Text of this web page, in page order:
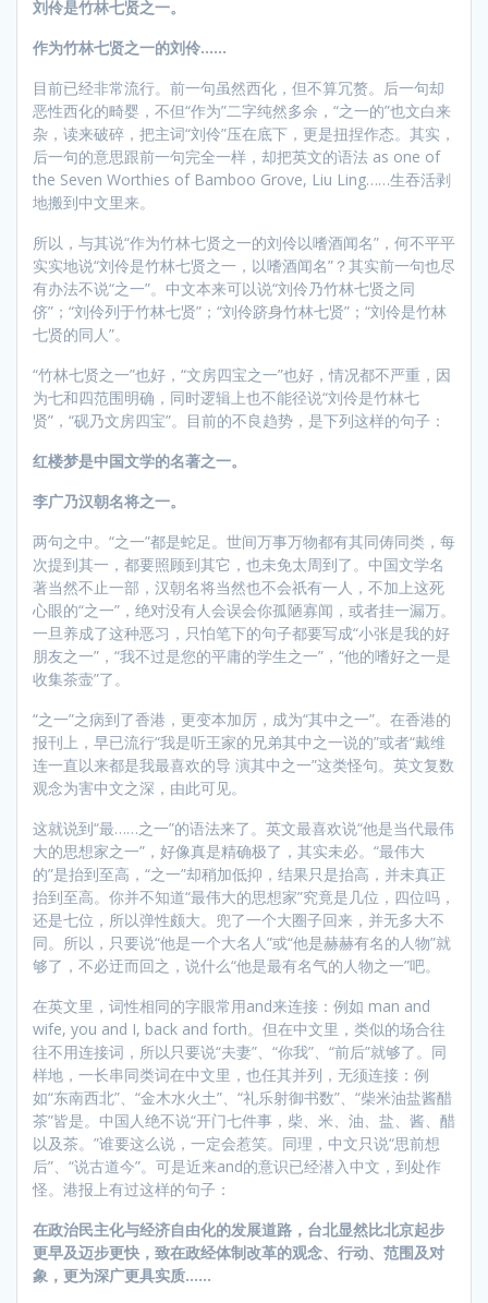
刘伶是竹林七贤之一。
作为竹林七贤之一的刘伶……
目前已经非常流行。前一句虽然西化，但不算冗赘。后一句却
恶性西化的畸婴，不但“作为”二字纯然多余，“之一的”也文白来
杂，读来破碎，把主词“刘伶”压在底下，更是扭捏作态。其实，
后一句的意思跟前一句完全一样，却把英文的语法 as one of
the Seven Worthies of Bamboo Grove, Liu Ling……生吞活剥
地搬到中文里来。
所以，与其说“作为竹林七贤之一的刘伶以嗜酒闻名”，何不平平
实实地说“刘伶是竹林七贤之一，以嗜酒闻名”？其实前一句也尽
有办法不说“之一”。中文本来可以说“刘伶乃竹林七贤之同
侪”；“刘伶列于竹林七贤”；“刘伶跻身竹林七贤”；“刘伶是竹林
七贤的同人”。
“竹林七贤之一”也好，“文房四宝之一”也好，情况都不严重，因
为七和四范围明确，同时逻辑上也不能径说“刘伶是竹林七
贤”，“砚乃文房四宝”。目前的不良趋势，是下列这样的句子：
红楼梦是中国文学的名著之一。
李广乃汉朝名将之一。
两句之中。“之一”都是蛇足。世间万事万物都有其同俦同类，每
次提到其一，都要照顾到其它，也未免太周到了。中国文学名
著当然不止一部，汉朝名将当然也不会祇有一人，不加上这死
心眼的“之一”，绝对没有人会误会你孤陋寡闻，或者挂一漏万。
一旦养成了这种恶习，只怕笔下的句子都要写成“小张是我的好
朋友之一”，“我不过是您的平庸的学生之一”，“他的嗜好之一是
收集茶壸”了。
“之一”之病到了香港，更变本加厉，成为“其中之一”。在香港的
报刊上，早已流行“我是听王家的兄弟其中之一说的”或者“戴维
连一直以来都是我最喜欢的导 演其中之一”这类怪句。英文复数
观念为害中文之深，由此可见。
这就说到“最……之一”的语法来了。英文最喜欢说“他是当代最伟
大的思想家之一”，好像真是精确极了，其实未必。“最伟大
的”是抬到至高，“之一”却稍加低抑，结果只是抬高，并未真正
抬到至高。你并不知道“最伟大的思想家”究竟是几位，四位吗，
还是七位，所以弹性颇大。兜了一个大圈子回来，并无多大不
同。所以，只要说“他是一个大名人”或“他是赫赫有名的人物”就
够了，不必迂而回之，说什么“他是最有名气的人物之一”吧。
在英文里，词性相同的字眼常用and来连接：例如 man and
wife, you and I, back and forth。但在中文里，类似的场合往
往不用连接词，所以只要说“夫妻”、“你我”、“前后”就够了。同
样地，一长串同类词在中文里，也任其并列，无须连接：例
如“东南西北”、“金木水火土”、“礼乐射御书数”、“柴米油盐酱醋
茶”皆是。中国人绝不说“开门七件事，柴、米、油、盐、酱、醋
以及茶。”谁要这么说，一定会惹笑。同理，中文只说“思前想
后”、“说古道今”。可是近来and的意识已经潜入中文，到处作
怪。港报上有过这样的句子：
在政治民主化与经济自由化的发展道路，台北显然比北京起步
更早及迈步更快，致在政经体制改革的观念、行动、范围及对
象，更为深广更具实质……